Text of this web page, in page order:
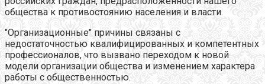
общества к противостоянию населения и власти.
"Организационные" причины связаны с
недостаточностью квалифицированных и компетентных
профессионалов, что вызвано переходом к новой
модели организации общества и изменением характера
работы с общественностью.